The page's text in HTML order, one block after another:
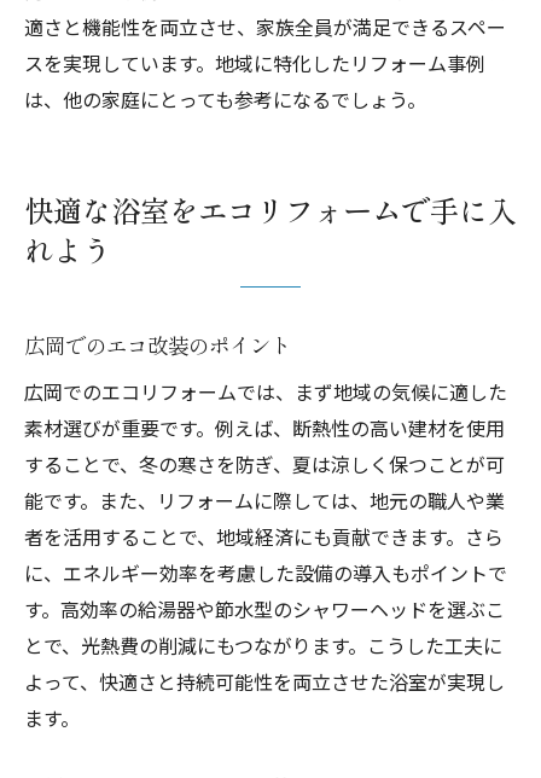
適さと機能性を両立させ、家族全員が満足できるスペー
スを実現しています。地域に特化したリフォーム事例
は、他の家庭にとっても参考になるでしょう。
快適な浴室をエコリフォームで手に入
れよう
広岡でのエコ改装のポイント
広岡でのエコリフォームでは、まず地域の気候に適した
素材選びが重要です。例えば、断熱性の高い建材を使用
することで、冬の寒さを防ぎ、夏は涼しく保つことが可
能です。また、リフォームに際しては、地元の職人や業
者を活用することで、地域経済にも貢献できます。さら
に、エネルギー効率を考慮した設備の導入もポイントで
す。高効率の給湯器や節水型のシャワーヘッドを選ぶこ
とで、光熱費の削減にもつながります。こうした工夫に
よって、快適さと持続可能性を両立させた浴室が実現し
ます。